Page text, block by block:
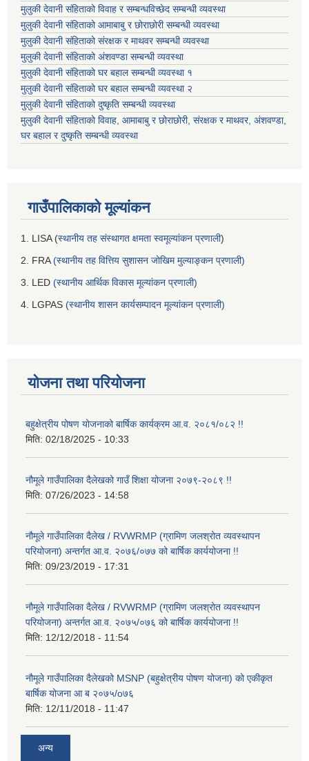
मुलुकी देवानी संहिताको विवाह र सम्बन्धविच्छेद सम्बन्धी व्यवस्था
मुलुकी देवानी संहिताको आमाबाबु र छोराछोरी सम्बन्धी व्यवस्था
मुलुकी देवानी संहिताको संरक्षक र माथवर सम्बन्धी व्यवस्था
मुलुकी देवानी संहिताको अंशवण्डा सम्बन्धी व्यवस्था
मुलुकी देवानी संहिताको घर बहाल सम्बन्धी व्यवस्था १
मुलुकी देवानी संहिताको घर बहाल सम्बन्धी व्यवस्था २
मुलुकी देवानी संहिताको दुष्कृति सम्बन्धी व्यवस्था
मुलुकी देवानी संहिताको विवाह, आमाबाबु र छोराछोरी, संरक्षक र माथवर, अंशवण्डा,
घर बहाल र दुष्कृति सम्बन्धी व्यवस्था
गाउँपालिकाको मूल्यांकन
1. LISA (स्थानीय तह संस्थागत क्षमता स्वमूल्यांकन प्रणाली)
2. FRA(स्थानीय तह वित्तिय सुशासन जोखिम मुल्याङ्कन प्रणाली)
3. LED (स्थानीय आर्थिक विकास मूल्यांकन प्रणाली)
4. LGPAS (स्थानीय शासन कार्यसम्पादन मूल्यांकन प्रणाली)
योजना तथा परियोजना
बहुक्षेत्रीय पोषण योजनाको बार्षिक कार्यक्रम आ.व. २०८१/०८२ !!
मिति: 02/18/2025 - 10:33
नौमूले गाउँपालिका दैलेखको गाउँ शिक्षा योजना २०७९-२०८९ !!
मिति: 07/26/2023 - 14:58
नौमूले गाउँपालिका दैलेख / RVWRMP (ग्रामिण जलश्रोत व्यवस्थापन
परियोजना) अन्तर्गत आ.व. २०७६/०७७ को बार्षिक कार्ययोजना !!
मिति: 09/23/2019 - 17:31
नौमूले गाउँपालिका दैलेख / RVWRMP (ग्रामिण जलश्रोत व्यवस्थापन
परियोजना) अन्तर्गत आ.व. २०७५/०७६ को बार्षिक कार्ययोजना !!
मिति: 12/12/2018 - 11:54
नौमूले गाउँपालिका दैलेखको MSNP (बहुक्षेत्रीय पोषण योजना) को एकीकृत
बार्षिक योजना आ ब २०७५/o७६
मिति: 12/11/2018 - 11:47
अन्य